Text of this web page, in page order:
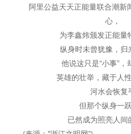
阿里公益天天正能量联合潮新
心，
为李鑫炜颁发正能量
纵身时未曾犹豫，归
他说这只是“小事”，
英雄的壮举，藏于人
河水会恢复
但那个纵身一
已然成为照亮人间